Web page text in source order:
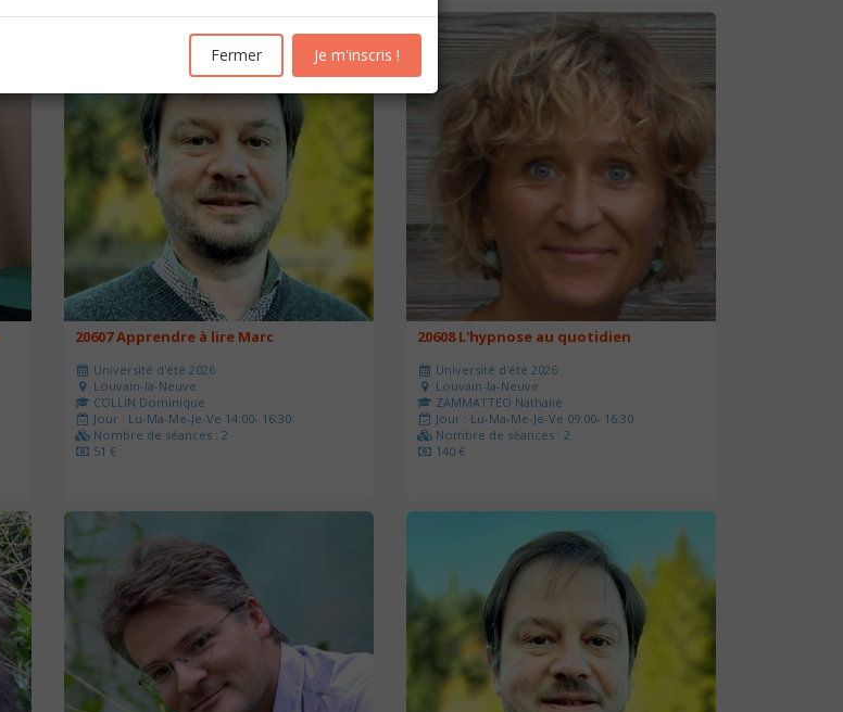
20607 Apprendre à lire Marc
Université d'été 2026
Louvain-la-Neuve
COLLIN Dominique
Jour : Lu-Ma-Me-Je-Ve 14:00- 16:30
Nombre de séances : 2
51 €
20608 L'hypnose au quotidien
Université d'été 2026
Louvain-la-Neuve
ZAMMATTEO Nathalie
Jour : Lu-Ma-Me-Je-Ve 09:00- 16:30
Nombre de séances : 2
140 €
Fermer Je m'inscris !